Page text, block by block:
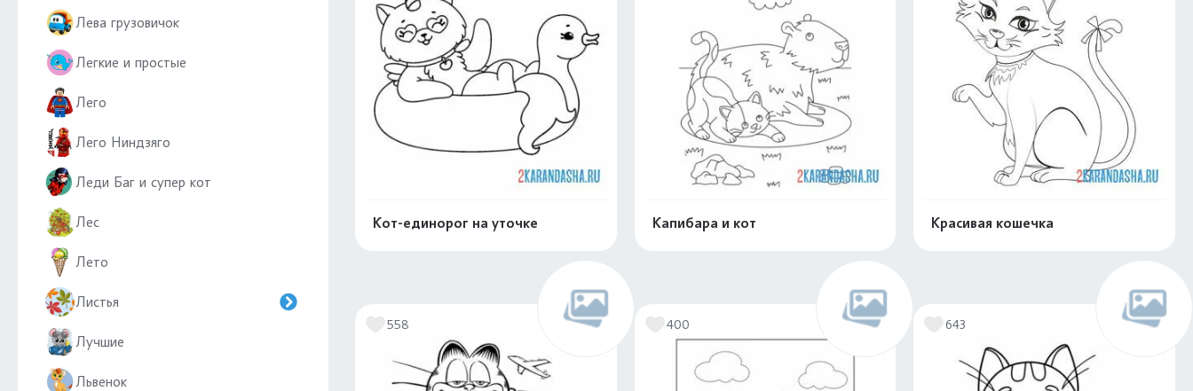
Лева грузовичок
Легкие и простые
Лего
Лего Ниндзяго
Леди Баг и супер кот
Лес
Лето
Листья
Лучшие
Львенок
Кот-единорог на уточке Капибара и кот Красивая кошечка
558 400 643